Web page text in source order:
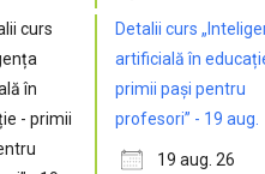
Detalii curs
artificială în
primii pași pentru
profesori” - 19 aug.
19 aug. 26